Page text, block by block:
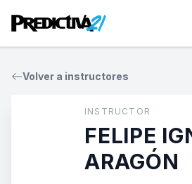
Volver a instructores
INSTRUCTOR
FELIPE
ARAGÓN